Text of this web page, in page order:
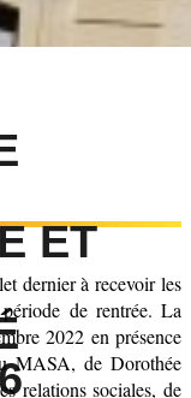
ET
dernier à recevoir les
de rentrée. La
2022 en présence
MASA, de Dorothée
relations sociales, de